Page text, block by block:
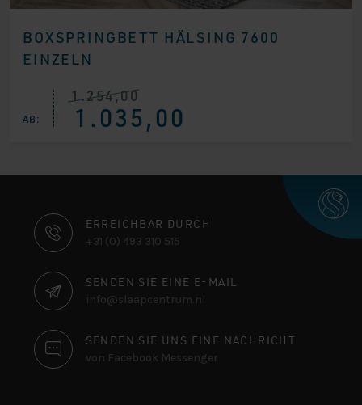
BOXSPRINGBETT HÄLSING 7600
EINZELN
AB:
1.254,00
Ursprünglicher
Preis
war:1.035,00
Aktueller
Preis
ist:
KONTAKTINFORMATIONEN
ERREICHBAR DURCH
+31 (0) 493 310 515
SENDEN SIE EINE E-MAIL
info@slaapcentrum.nl
SENDEN SIE UNS EINE NACHRICHT
von Facebook Messenger